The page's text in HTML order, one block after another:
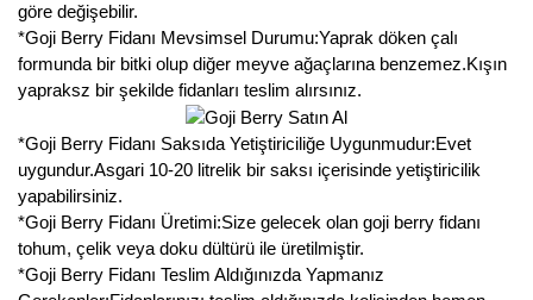
göre değişebilir.
*Goji Berry Fidanı Mevsimsel Durumu:Yaprak döken çalı
formunda bir bitki olup diğer meyve ağaçlarına benzemez.Kışın
yapraksz bir şekilde fidanları teslim alırsınız.
*Goji Berry Fidanı Saksıda Yetiştiriciliğe Uygunmudur:Evet
uygundur.Asgari 10-20 litrelik bir saksı içerisinde yetiştiricilik
yapabilirsiniz.
*Goji Berry Fidanı Üretimi:Size gelecek olan goji berry fidanı
tohum, çelik veya doku dültürü ile üretilmiştir.
*Goji Berry Fidanı Teslim Aldığınızda Yapmanız